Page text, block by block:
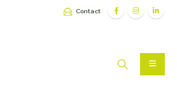
Contact